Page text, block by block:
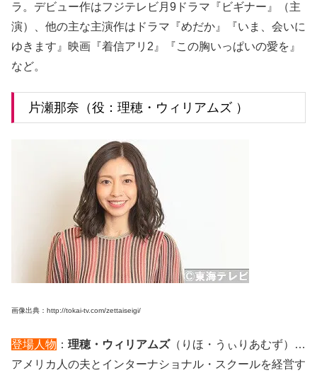
ラ。デビュー作はフジテレビ月9ドラマ『ビギナー』（主
演）、他の主な主演作はドラマ『めだか』『いま、会いに
ゆきます』映画『着信アリ2』『この胸いっぱいの愛を』
など。
片瀬那奈（役：理穂・ウィリアムズ ）
画像出典：http://tokai-tv.com/zettaiseigi/
登場人物 ： 理穂・ウィリアムズ（りほ・うぃりあむず）…
アメリカ人の夫とインターナショナル・スクールを経営す